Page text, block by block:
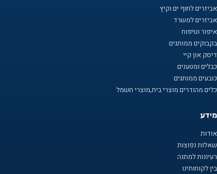
אביזרים לחוף ים וקיץ
אביזרים למשרד
איפור וטיפוח
בקבוקים ממותגים
דיסק און קיי
כבלים ומטענים
כובעים ממותגים
כלים מהודרים מוצרי בית,מוצרי חשמל
מידע
אודות
שאלות נפוצות
רעיונות למתנה
בין לקוחותינו